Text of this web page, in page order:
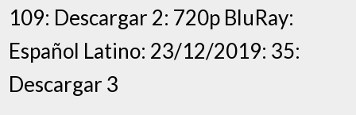
109: Descargar 2: 720p BluRay:
Español Latino: 23/12/2019: 35:
Descargar 3